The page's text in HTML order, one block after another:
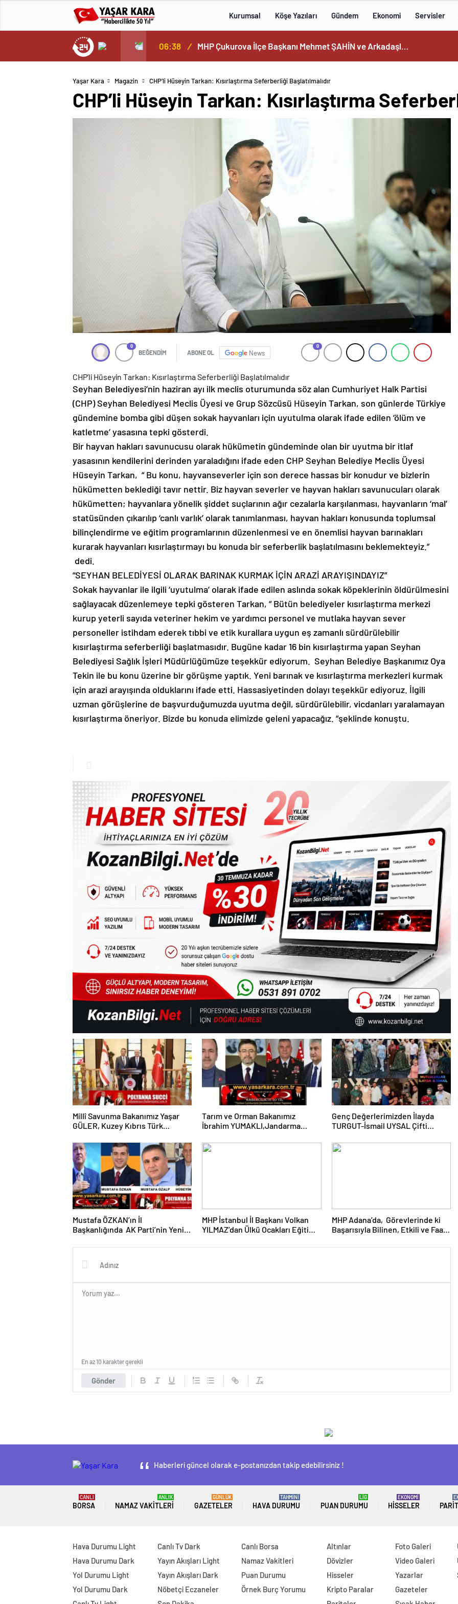
Kurumsal Köşe Yazıları Gündem Ekonomi Servisler
MHP Çukurova İlçe Başkanı Mehmet ŞAHİN ve Arkadaşlarından Yönetim Kurulu Üyesi İbrahim Odabaşı’na Geçmiş olsun Ziyareti Morali… 05:35 / Yaşar Kara-YANKI Okur ve Takipçileri İçin Siyaset Dünyasınca Günün Merakını (1) Ayrıcalıklı Haber Portalı www.yasarkara.com.tr ‘de Yayımlıyı yor; Başkan Mustafa ÖZKAN’ın Yönetim Kurulu Ne Zaman Tamamlanıp Onay Sonrası Kamuoyuna Açıklanacak…
Yaşar Kara Magazin CHP’li Hüseyin Tarkan: Kısırlaştırma Seferberliği Başlatılmalıdır
CHP’li Hüseyin Tarkan: Kısırlaştırma
0
BEĞENDİM ABONE OL News
0
CHP’li Hüseyin Tarkan: Kısırlaştırma Seferberliği Başlatılmalıdır
Seyhan Belediyesi’nin haziran ayı ilk meclis oturumunda söz alan Cumhuriyet Halk Partisi
(CHP) Seyhan Belediyesi Meclis Üyesi ve Grup Sözcüsü Hüseyin Tarkan, son günlerde Türkiye
gündemine bomba gibi düşen sokak hayvanları için uyutulma olarak ifade edilen ‘ölüm ve
katletme’ yasasına tepki gösterdi.
Bir hayvan hakları savunucusu olarak hükümetin gündeminde olan bir uyutma bir itlaf
yasasının kendilerini derinden yaraladığını ifade eden CHP Seyhan Belediye Meclis Üyesi
Hüseyin Tarkan, “ Bu konu, hayvanseverler için son derece hassas bir konudur ve bizlerin
hükümetten beklediği tavır nettir. Biz hayvan severler ve hayvan hakları savunucuları olarak
hükümetten; hayvanlara yönelik şiddet suçlarının ağır cezalarla karşılanması, hayvanların ‘mal’
statüsünden çıkarılıp ‘canlı varlık’ olarak tanımlanması, hayvan hakları konusunda toplumsal
bilinçlendirme ve eğitim programlarının düzenlenmesi ve en önemlisi hayvan barınakları
kurarak hayvanları kısırlaştırmayı bu konuda bir seferberlik başlatılmasını beklemekteyiz.”
dedi.
“SEYHAN BELEDİYESİ OLARAK BARINAK KURMAK İÇİN ARAZİ ARAYIŞINDAYIZ”
Sokak hayvanlar ile ilgili ‘uyutulma’ olarak ifade edilen aslında sokak köpeklerinin öldürülmesini
sağlayacak düzenlemeye tepki gösteren Tarkan, “ Bütün belediyeler kısırlaştırma merkezi
kurup yeterli sayıda veteriner hekim ve yardımcı personel ve mutlaka hayvan sever
personeller istihdam ederek tıbbi ve etik kurallara uygun eş zamanlı sürdürülebilir
kısırlaştırma seferberliği başlatmasıdır. Bugüne kadar 16 bin kısırlaştırma yapan Seyhan
Belediyesi Sağlık İşleri Müdürlüğümüze teşekkür ediyorum. Seyhan Belediye Başkanımız Oya
Tekin ile bu konu üzerine bir görüşme yaptık. Yeni barınak ve kısırlaştırma merkezleri kurmak
için arazi arayışında olduklarını ifade etti. Hassasiyetinden dolayı teşekkür ediyoruz. İlgili
uzman görüşlerine de başvurduğumuzda uyutma değil, sürdürülebilir, vicdanları yaralamayan
kısırlaştırma öneriyor. Bizde bu konuda elimizde geleni yapacağız. “şeklinde konuştu.
Millî Savunma Bakanımız Yaşar
GÜLER, Kuzey Kıbrıs Türk
Tahsin Ertuğruloğlu ile Bir Araya
Geldi…
Tarım ve Orman Bakanımız
İbrahim YUMAKLI,Jandarma
Gurur Kaynağımız Orgeneral Ali
ÇARDAKÇI Paşamız ve Adana
Genç Değerlerimizden İlayda
TURGUT-İsmail UYSAL Çifti
Mustafa ÖZKAN’ın İl
Başkanlığında AK Parti’nin Yeni İl
Divanı Belli Oldu…Bu arada
Cumhurbaşkanımız ERDOĞAN ve
Ak Parti’ye Daima Vefa Dolu
ÖZALP ve Tanınmış Esnaf
MHP İstanbul İl Başkanı Volkan
YILMAZ’dan Ülkü Ocakları Eğitim
Alparslan DOĞAN’a Ziyaret…
MHP Adana’da, Görevlerinde ki
Başarısıyla Bilinen, Etkili ve Faal
Kucaklaşan, Ülküsüne Ve
Gönder
En az 10 karakter gerekli
Haberleri güncel olarak e-postanızdan takip edebilirsiniz !
BORSA
CANLI
NAMAZ VAKITLERI
ANLIK
GAZETELER
GÜNLÜK
HAVA DURUMU
TAHMİNİ
PUAN DURUMU
LİG
HISSELER
EKONOMİ
Hava Durumu Light
Hava Durumu Dark
Yol Durumu Light
Yol Durumu Dark
Canlı Tv Dark
Yayın Akışları Light
Yayın Akışları Dark
Nöbetçi Eczaneler
Canlı Borsa
Namaz Vakitleri
Puan Durumu
Örnek Burç Yorumu
Altınlar
Dövizler
Hisseler
Kripto Paralar
Foto Galeri
Video Galeri
Yazarlar
Gazeteler